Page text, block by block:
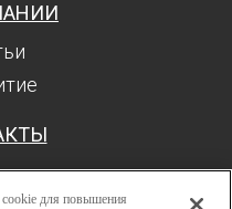
для повышения